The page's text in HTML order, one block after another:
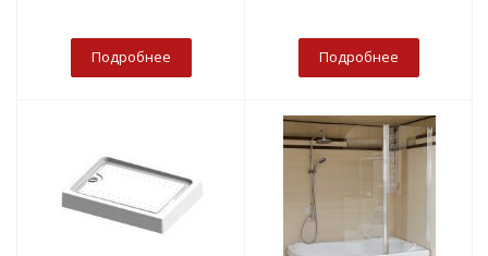
Подробнее Подробнее